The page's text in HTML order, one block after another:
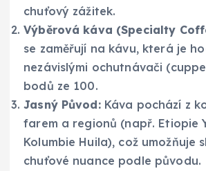
chuťový zážitek.
Výběrová káva (Specialty
se zaměřují na kávu, která je
nezávislými ochutnávači
bodů ze 100.
Jasný Původ:Káva pochází z
farem a regionů (např. Etiopie
Kolumbie Huila), což umožňuje
chuťové nuance podle původu.